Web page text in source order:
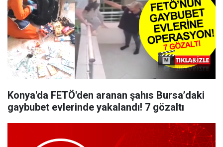
Konya'da FETÖ'den aranan şahıs Bursa’daki
gaybubet evlerinde yakalandı! 7 gözaltı